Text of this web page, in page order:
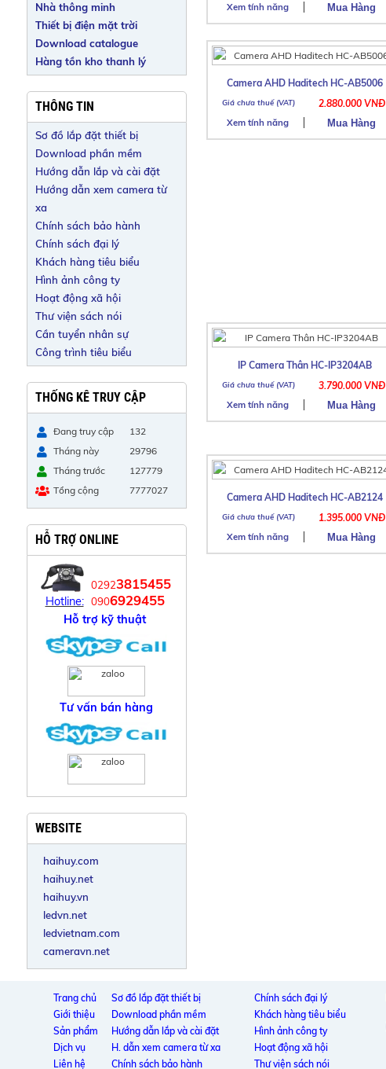
Xem tính năng
Camera AHD Haditech HC-AB5006
2.880.000 VNĐ
Xem tính năng
IP Camera Thân HC-IP3204AB
3.790.000 VNĐ
Xem tính năng
Camera AHD Haditech HC-AB2124
1.395.000 VNĐ
Xem tính năng
Nhà thông minh
Thiết bị điện mặt trời
Download catalogue
Hàng tồn kho thanh lý
THÔNG TIN
Sơ đồ lắp đặt thiết bị
Download phần mềm
Hướng dẫn lắp và cài đặt
Hướng dẫn xem camera từ
xa
Chính sách bảo hành
Chính sách đại lý
Khách hàng tiêu biểu
Hình ảnh công ty
Hoạt động xã hội
Thư viện sách nói
Cần tuyển nhân sự
Công trình tiêu biểu
THỐNG KÊ TRUY CẬP
Đang truy cập
132
Tháng này
29796
Tháng trước
127779
Tổng cộng
7777027
HỖ TRỢ ONLINE
Hotline:
02923815455
0906929455
Hỗ trợ kỹ thuật
Tư vấn bán hàng
WEBSITE
haihuy.com
haihuy.net
haihuy.vn
ledvn.net
ledvietnam.com
cameravn.net
Trang chủ
Giới thiệu
Sản phẩm
Dịch vụ
Liên hệ
Sơ đồ lắp đặt thiết bị
Download phần mềm
Hướng dẫn lắp và cài đặt
H. dẫn xem camera từ xa
Chính sách bảo hành
Chính sách đại lý
Khách hàng tiêu biểu
Hình ảnh công ty
Hoạt động xã hội
Thư viện sách nói